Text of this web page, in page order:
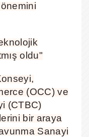
oldu"
(OCC) ve
(CTBC)
bir araya
Sanayi